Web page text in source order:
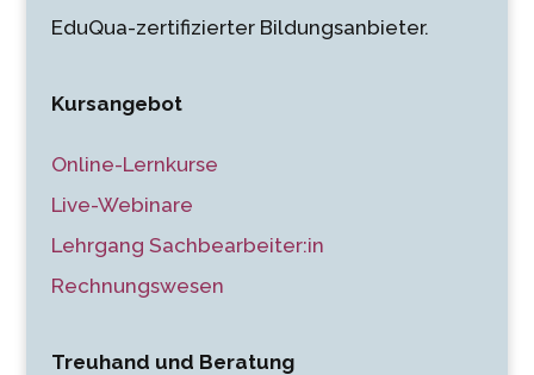
EduQua-zertifizierter Bildungsanbieter.
Kursangebot
Online-Lernkurse
Live-Webinare
Lehrgang Sachbearbeiter:in
Rechnungswesen
Treuhand und Beratung